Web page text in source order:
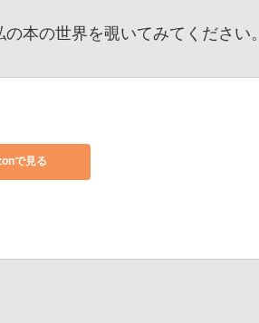
本の世界を覗いてみてください。
で見る